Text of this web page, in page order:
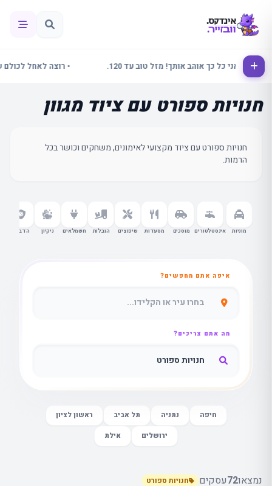
אני כל כך אוהב אותך! מזל טוב עד 120. • רוצה לאחל לכולם
חנויות ספורט עם ציוד מגוון
חנויות ספורט עם ציוד מקצועי לאימונים, משחקים וכושר בכל
הרמות.
מוניות אינסטלטורים מוסכים מסעדות שיפוצים הובלות חשמלאים ניקיון הדברה
איפה אתם מחפשים?
מה אתם צריכים?
חיפה נתניה תל אביב
ראשון לציון
ירושלים
אילת
נמצאו72עסקים חנויות ספורט